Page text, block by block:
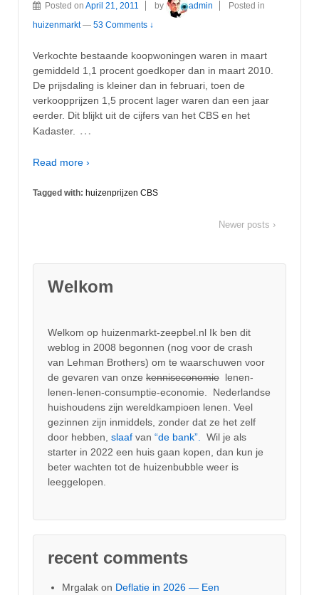
Posted on April 21, 2011 by admin
Posted in
huizenmarkt — 53 Comments ↓
Verkochte bestaande koopwoningen waren in maart
gemiddeld 1,1 procent goedkoper dan in maart 2010.
De prijsdaling is kleiner dan in februari, toen de
verkoopprijzen 1,5 procent lager waren dan een jaar
eerder. Dit blijkt uit de cijfers van het CBS en het
Kadaster. …
Read more ›
Tagged with: huizenprijzen CBS
Newer posts ›
Welkom
Welkom op huizenmarkt-zeepbel.nl Ik ben dit
weblog in 2008 begonnen (nog voor de crash
van Lehman Brothers) om te waarschuwen voor
de gevaren van onze kenniseconomie lenen-
lenen-lenen-consumptie-economie. Nederlandse
huishoudens zijn wereldkampioen lenen. Veel
gezinnen zijn inmiddels, zonder dat ze het zelf
door hebben, slaaf van “de bank”.
Wil je als
starter in 2022 een huis gaan kopen, dan kun je
beter wachten tot de huizenbubble weer is
leeggelopen.
recent comments
Mrgalak on Deflatie in 2026 — Een